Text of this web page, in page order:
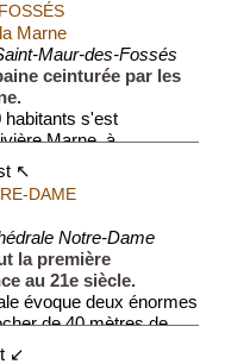
Marne
Maur-des-Fossés
ceinturée par les
habitants s'est
Marne, à
↖
DAME
Notre-Dame
la première
au 21e siècle.
évoque deux énormes
de 40 mètres de
↙